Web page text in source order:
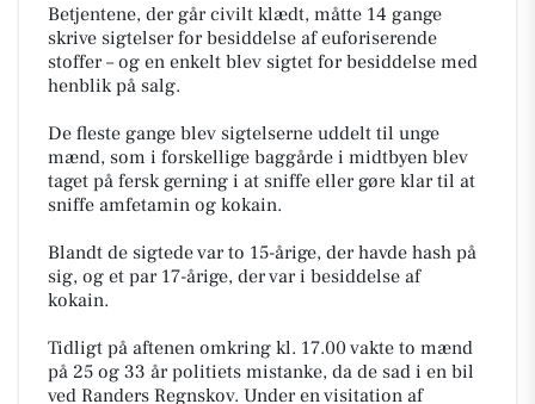
Betjentene, der går civilt klædt, måtte 14 gange
skrive sigtelser for besiddelse af euforiserende
stoffer – og en enkelt blev sigtet for besiddelse med
henblik på salg.
De fleste gange blev sigtelserne uddelt til unge
mænd, som i forskellige baggårde i midtbyen blev
taget på fersk gerning i at sniffe eller gøre klar til at
sniffe amfetamin og kokain.
Blandt de sigtede var to 15-årige, der havde hash på
sig, og et par 17-årige, der var i besiddelse af
kokain.
Tidligt på aftenen omkring kl. 17.00 vakte to mænd
på 25 og 33 år politiets mistanke, da de sad i en bil
ved Randers Regnskov. Under en visitation af